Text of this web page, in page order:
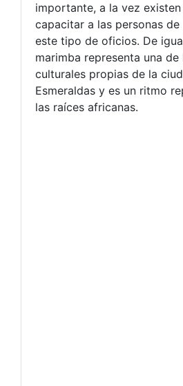
importante, a la vez
capacitar a las personas
este tipo de oficios. De
marimba representa una
culturales propias de la
Esmeraldas y es un ritmo
las raíces africanas.